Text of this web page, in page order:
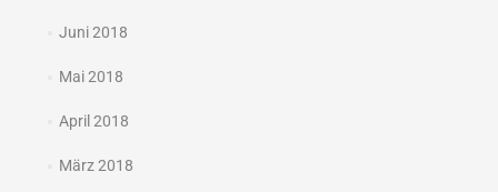
Juni 2018
Mai 2018
April 2018
März 2018